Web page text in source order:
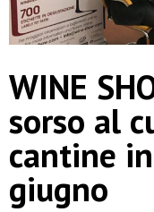
WINE
sorso al
cantine
giugno